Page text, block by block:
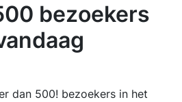
bezoekers
dan 500! bezoekers in het